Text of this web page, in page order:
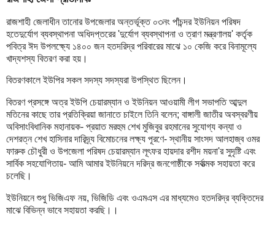
রাজশাহী জেলাধীন তানোর উপজেলার অন্তর্ভূক্ত ০৩নং পাঁচন্দর ইউনিয়ন পরিষদ
হতেদুর্যোগ ব্যবস্থাপনা অধিদপ্তরের 'দুর্যোগ ব্যবস্থাপনা ও ত্রাণ মন্ত্রণালয়' কর্তৃক
পবিত্র ঈদ উপলক্ষ্যে ১৪০০ জন হতদরিদ্র পরিবারের মাঝে ১০ কেজি করে বিনামূল্যে
খাদ্যশস্য বিতরণ করা হয়।
বিতরণকালে ইউপির সকল সদস্য সদস্যরা উপস্থিত ছিলেন।
বিতরণ প্রসঙ্গে অত্র ইউপি চেয়ারম্যান ও ইউনিয়ন আওয়ামী লীগ সভাপতি আব্দুল
মতিনের কাছে তার প্রতিক্রিয়া জানাতে চাইলে তিনি বলেন; বাঙ্গালী জাতীর অবস্বরণীয়
অবিসাংবিধানিক মহানায়ক- প্রয়াত মরহুম শেখ মুজিবুর রহমানের সুযোগ্য কন্যা ও
দেশরত্ন শেখ হাসিনার দারিদ্র্য বিমোচনের লক্ষ্য পূরণে- স্থানীয় সাংসদ আলহাজ্ব ওমর
ফারুক চৌধুরী ও উপজেলা পরিষদ চেয়ারম্যান লূৎফর হায়দার রশীদ ময়না'র সুদৃষ্টি এবং
সার্বিক সহযোগিতায়- আমি আমার ইউনিয়নে দরিদ্র জনগোষ্ঠীকে সর্বাত্মক সহায়তা করে
চলেছি।
ইউনিয়নে শুধু ভিজিএফ নয়, ভিজিডি এবং ওএমএস এর মাধ্যমেও হতদরিদ্র ব্যক্তিদের
মাঝে বিভিন্ন ভাবে সহায়তা করছি।।